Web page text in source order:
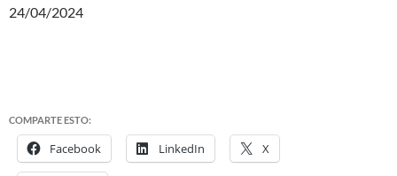
24/04/2024
COMPARTE ESTO:
Facebook LinkedIn X